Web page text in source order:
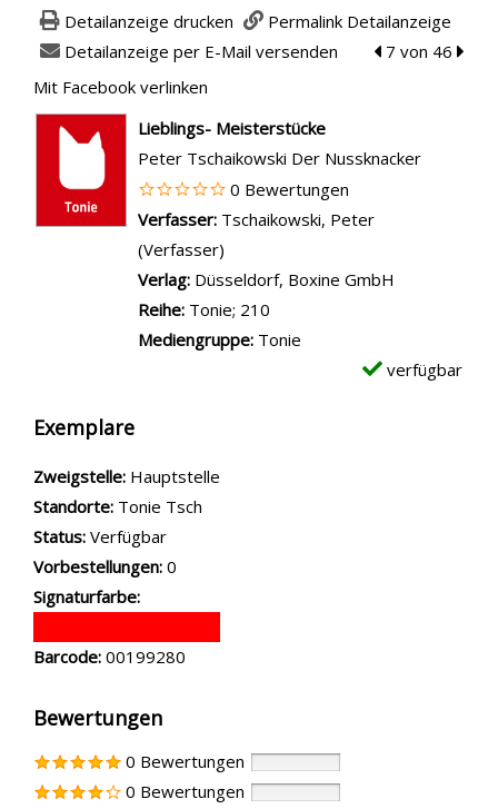
Detailanzeige drucken
Permalink Detailanzeige
Detailanzeige per E-Mail versenden
zum
7 von 46 zum
Mit Facebook verlinken
wird in neuem Tab geöffnet
Lieblings- Meisterstücke
Peter Tschaikowski Der Nussknacker
0 Bewertungen
Verfasser: Suche nach diesem Verfasser
Tschaikowski, Peter
(Verfasser)
Verlag: Düsseldorf, Boxine GmbH
Reihe: Tonie; 210
Mediengruppe: Tonie
verfügbar
Exemplare
Zweigstelle: Hauptstelle
Standorte: Tonie Tsch
Status: Verfügbar
Vorbestellungen: 0
Signaturfarbe:
Barcode: 00199280
Bewertungen
0 Bewertungen
0 Bewertungen